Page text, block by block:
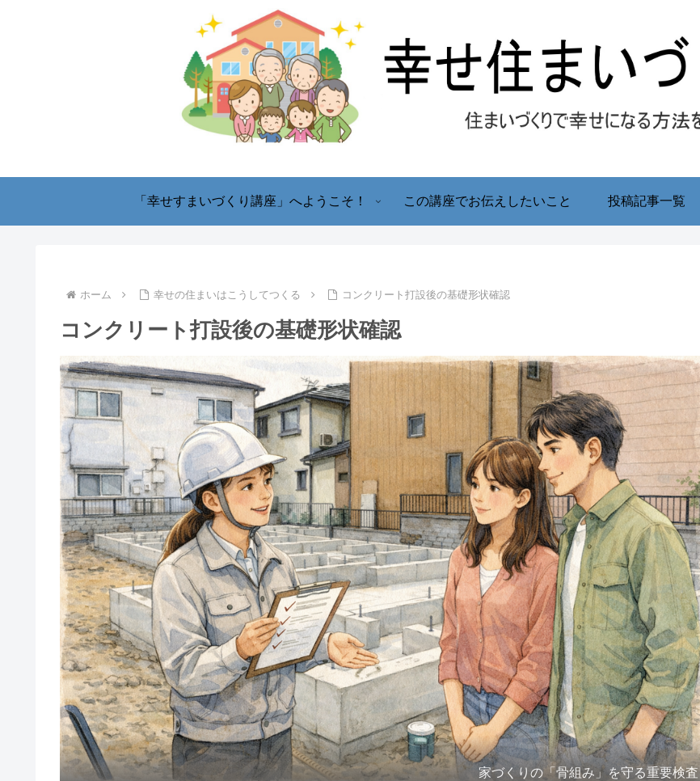
「幸せすまいづくり講座」へようこそ！ この講座でお伝えしたいこと 投稿記事一覧
ホーム 幸せの住まいはこうしてつくる コンクリート打設後の基礎形状確認
コンクリート打設後の基礎形状確認
家づくりの「骨組み」を守る重要検査